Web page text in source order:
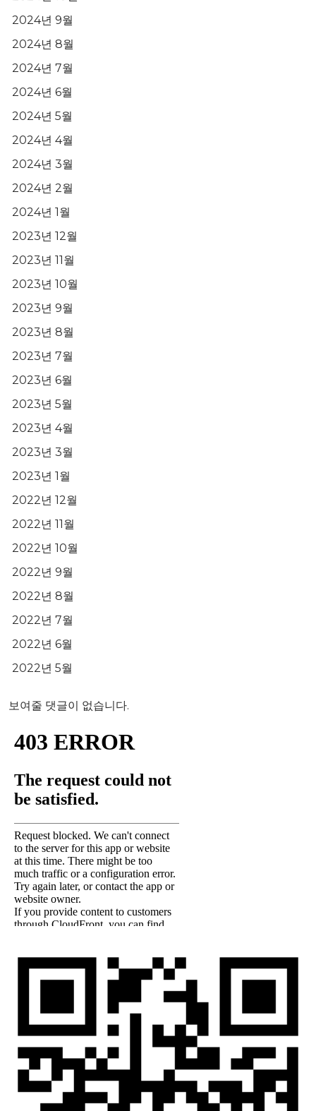
2024년 9월
2024년 8월
2024년 7월
2024년 6월
2024년 5월
2024년 4월
2024년 3월
2024년 2월
2024년 1월
2023년 12월
2023년 11월
2023년 10월
2023년 9월
2023년 8월
2023년 7월
2023년 6월
2023년 5월
2023년 4월
2023년 3월
2023년 1월
2022년 12월
2022년 11월
2022년 10월
2022년 9월
2022년 8월
2022년 7월
2022년 6월
2022년 5월
보여줄 댓글이 없습니다.